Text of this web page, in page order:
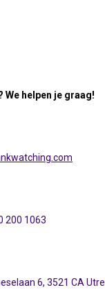
We helpen je graag!
200 1063
6, 3521 CA